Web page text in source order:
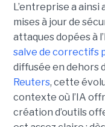
L’entreprise a
mises à jour de
attaques dopées à
salve de correctifs
diffusée en dehors
Reuters, cette
contexte où l’IA
création d’outils